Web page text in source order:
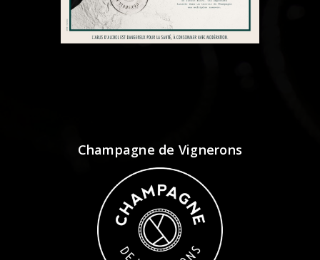
Champagne de Vignerons